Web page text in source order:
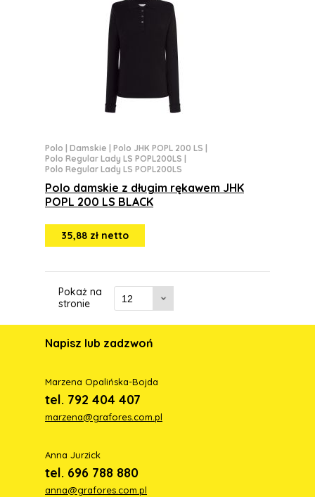
Polo Damskie Polo JHK POPL 200 LS
Polo Regular Lady LS POPL200LS
Polo Regular Lady LS POPL200LS
Polo damskie z długim rękawem JHK
POPL 200 LS BLACK
35,88 zł netto
Pokaż na
stronie
Napisz lub zadzwoń
Marzena Opalińska-Bojda
tel. 792 404 407
marzena@grafores.com.pl
Anna Jurzick
tel. 696 788 880
anna@grafores.com.pl